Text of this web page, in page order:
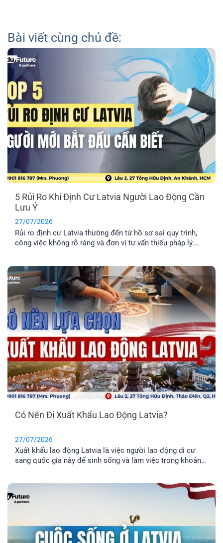
Bài viết cùng chủ đề:
5 Rủi Ro Khi Định Cư Latvia Người Lao Động Cần
Lưu Ý
27/07/2026
Rủi ro định cư Latvia thường đến từ hồ sơ sai quy trình,
công việc không rõ ràng và đơn vị tư vấn thiếu pháp lý.
Có Nên Đi Xuất Khẩu Lao Động Latvia?
27/07/2026
Xuất khẩu lao động Latvia là việc người lao động di cư
sang quốc gia này để sinh sống và làm việc trong khoản
nhu cầu định cư. Vậy đâu mới là phương án định cư cho
cả gia đình tốt nhất? Cùng EFP tìm hiểu qua bài viết dưới